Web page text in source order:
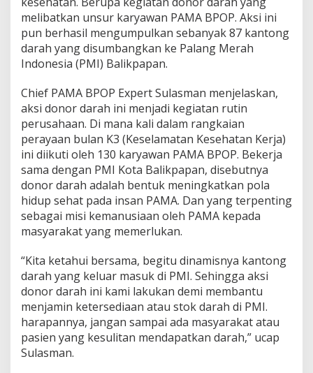
melibatkan unsur karyawan PAMA BPOP. Aksi ini
pun berhasil mengumpulkan sebanyak 87 kantong
darah yang disumbangkan ke Palang Merah
Indonesia (PMI) Balikpapan.
Chief PAMA BPOP Expert Sulasman menjelaskan,
aksi donor darah ini menjadi kegiatan rutin
perusahaan. Di mana kali dalam rangkaian
perayaan bulan K3 (Keselamatan Kesehatan Kerja)
ini diikuti oleh 130 karyawan PAMA BPOP. Bekerja
sama dengan PMI Kota Balikpapan, disebutnya
donor darah adalah bentuk meningkatkan pola
hidup sehat pada insan PAMA. Dan yang terpenting
sebagai misi kemanusiaan oleh PAMA kepada
masyarakat yang memerlukan.
“Kita ketahui bersama, begitu dinamisnya kantong
darah yang keluar masuk di PMI. Sehingga aksi
donor darah ini kami lakukan demi membantu
menjamin ketersediaan atau stok darah di PMI.
harapannya, jangan sampai ada masyarakat atau
pasien yang kesulitan mendapatkan darah,” ucap
Sulasman.